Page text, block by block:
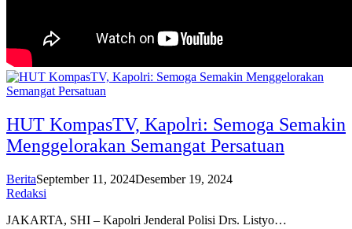
HUT KompasTV, Kapolri: Semoga Semakin
Menggelorakan Semangat Persatuan
BeritaSeptember 11, 2024Desember 19, 2024
Redaksi
JAKARTA, SHI – Kapolri Jenderal Polisi Drs. Listyo…